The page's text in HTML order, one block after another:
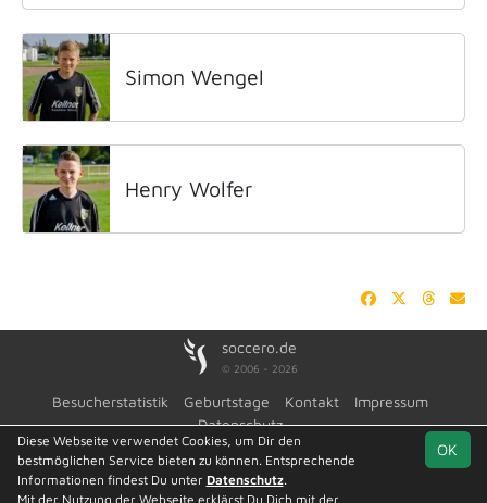
Simon Wengel
Henry Wolfer
soccero.de
© 2006 - 2026
Besucherstatistik Geburtstage Kontakt
Impressum
Datenschutz
OK
Diese Webseite verwendet Cookies, um Dir den
bestmöglichen Service bieten zu können. Entsprechende
Informationen findest Du unter Datenschutz.
Mit der Nutzung der Webseite erklärst Du Dich mit der